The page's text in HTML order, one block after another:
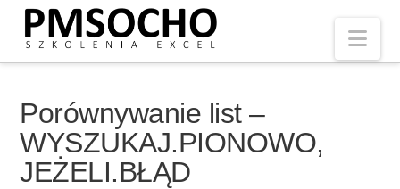
Porównywanie list –
WYSZUKAJ.PIONOWO,
JEŻELI.BŁĄD